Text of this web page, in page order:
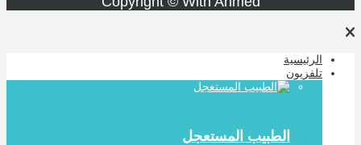
الرئيسية
تلفزيون
الطبيب المستعجل